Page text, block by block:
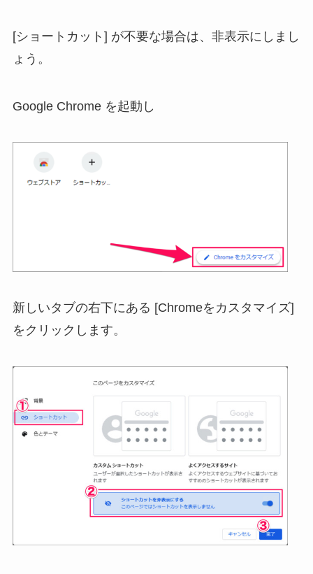
[ショートカット] が不要な場合は、非表示にしまし
ょう。
Google Chrome を起動し
新しいタブの右下にある [Chromeをカスタマイズ]
をクリックします。